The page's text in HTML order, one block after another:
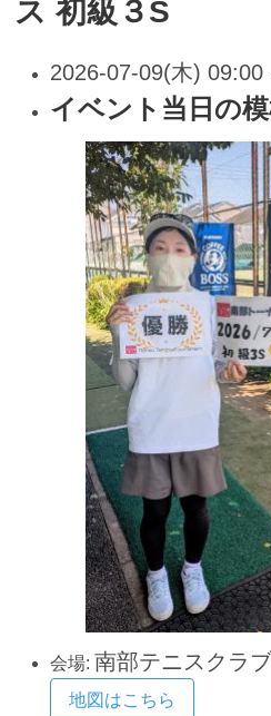
ス 初級３S
2026-07-09(木) 09:00
イベント当日の
会場: 南部テニスクラブ
地図はこちら